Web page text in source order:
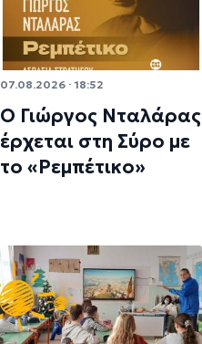
07.08.2026 · 18:52
Ο Γιώργος Νταλάρας
έρχεται στη Σύρο με
το «Ρεμπέτικο»